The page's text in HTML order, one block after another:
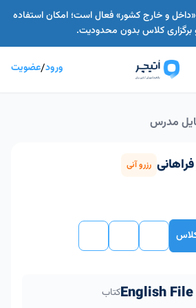
«داخل و خارج کشور» فعال است؛ امکان استفاده
برگزاری کلاس بدون محدودیت.
ورود/عضویت
مدرس
رزرو آنی
English Fileکتاب